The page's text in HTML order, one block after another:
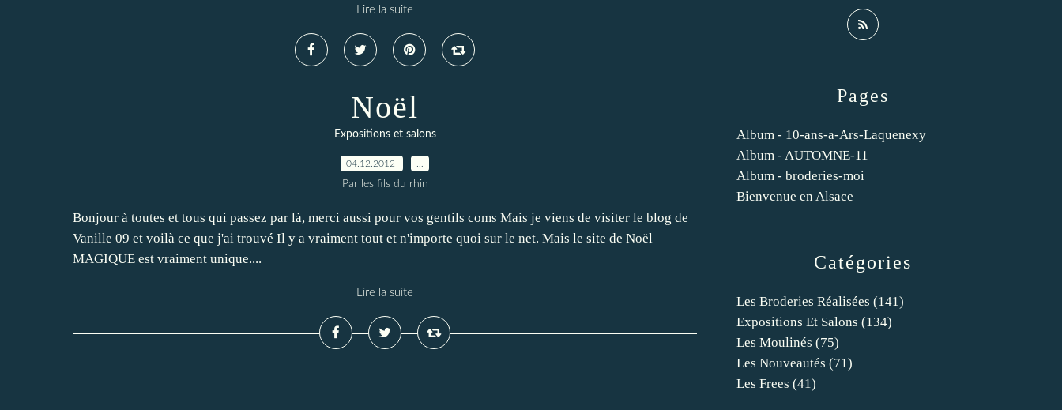
Lire la suite
Noël
Expositions et salons
04.12.2012
Par les fils du rhin
Bonjour à toutes et tous qui passez par là, merci aussi pour vos gentils coms Mais je viens de visiter le blog de
Vanille 09 et voilà ce que j'ai trouvé Il y a vraiment tout et n'importe quoi sur le net. Mais le site de Noël
MAGIQUE est vraiment unique....
Lire la suite
Catégories
Les Broderies Réalisées (141)
Expositions Et Salons (134)
Les Moulinés (75)
Les Nouveautés (71)
Les Frees (41)
Pages
Album - 10-ans-a-Ars-Laquenexy
Album - AUTOMNE-11
Album - broderies-moi
Bienvenue en Alsace